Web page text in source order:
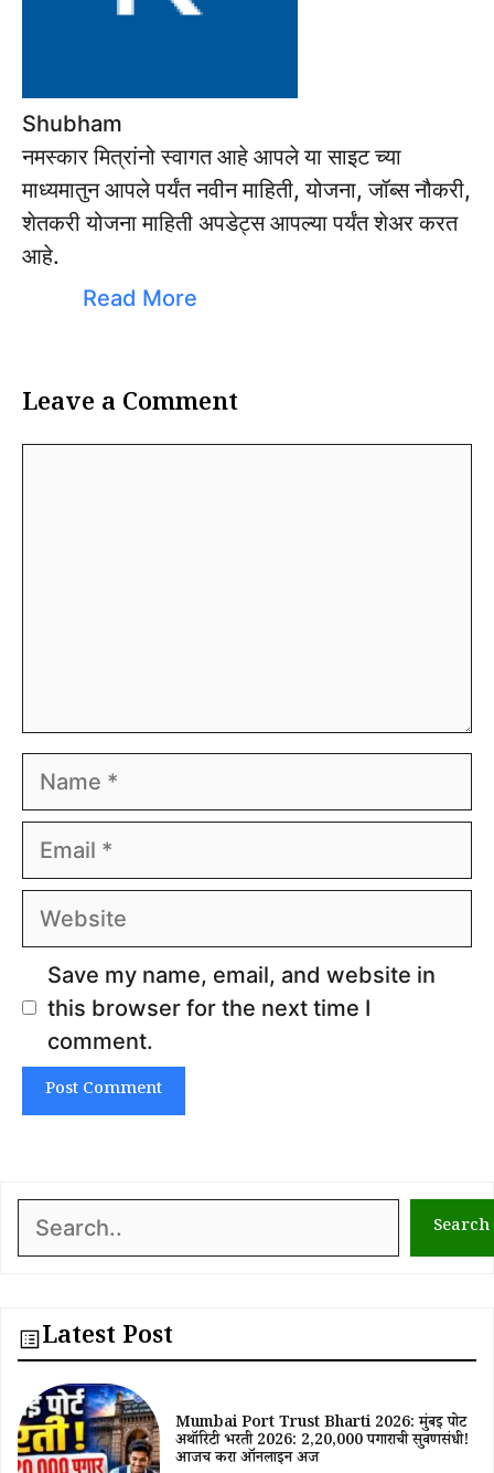
Shubham
नमस्कार मित्रांनो स्वागत आहे आपले या साइट च्या
माध्यमातुन आपले पर्यंत नवीन माहिती, योजना, जॉब्स नौकरी,
शेतकरी योजना माहिती अपडेट्स आपल्या पर्यंत शेअर करत
आहे.
Read More
Leave a Comment
Name
Email
Website
Save my name, email, and website in
this browser for the next time I
comment.
Search Search
Latest Post
Mumbai Port Trust Bharti 2026: मुंबई पोर्ट
अथॉरिटी भरती 2026: ₹2,20,000 पगाराची सुवर्णसंधी!
आजच करा ऑनलाईन अर्ज